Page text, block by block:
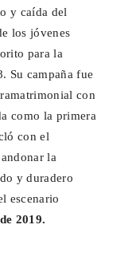
y caída del
los jóvenes
para la
Su campaña fue
con
como la primera
con el
la
y duradero
escenario
2019.